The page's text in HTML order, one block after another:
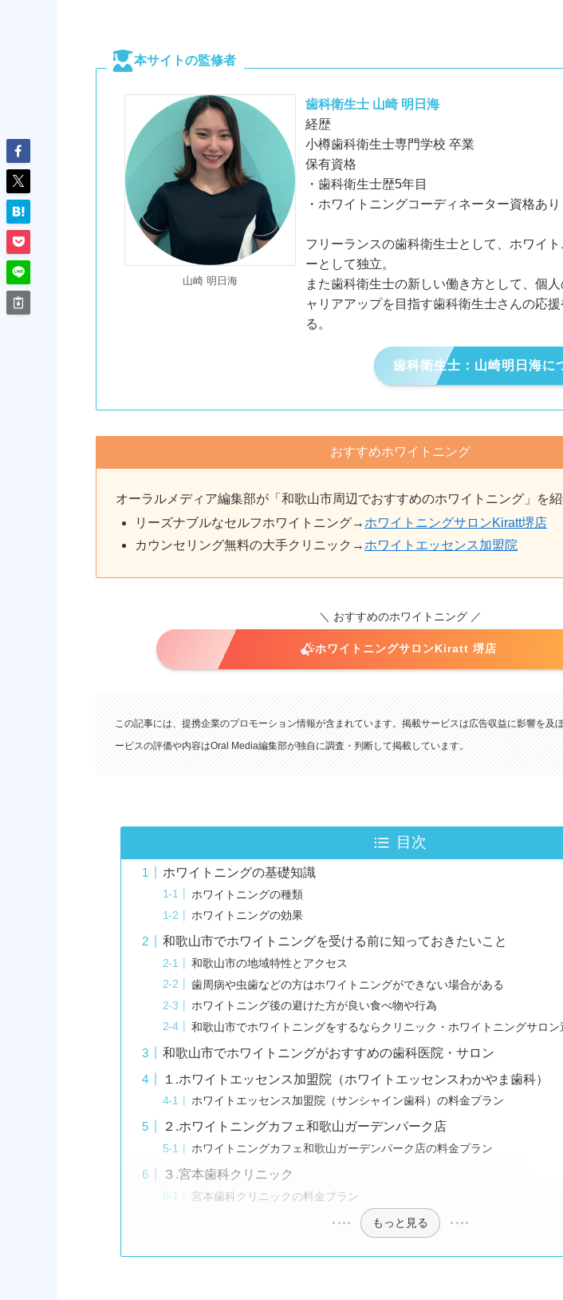
本サイトの監修者
山崎 明日海
歯科衛生士 山崎 明日海
経歴
小樽歯科衛生士専門学校 卒業
保有資格
・歯科衛生士歴5年目
・ホワイトニングコーディネーター資格あり
フリーランスの歯科衛生士として、ホワイ
ーとして独立。
また歯科衛生士の新しい働き方として、個
ャリアアップを目指す歯科衛生士さんの応
る。
歯科衛生士：山崎明日海に
おすすめホワイトニング
オーラルメディア編集部が「和歌山市周辺でおすすめのホワイトニング」を紹
リーズナブルなセルフホワイトニング→ ホワイトニングサロンKiratt堺店
カウンセリング無料の大手クリニック→ ホワイトエッセンス加盟院
＼ おすすめのホワイトニング ／
ホワイトニングサロンKiratt 堺店
この記事には、提携企業のプロモーション情報が含まれています。掲載サービスは広告収益に影響を及
ービスの評価や内容はOral Media編集部が独自に調査・判断して掲載しています。
目次
ホワイトニングの基礎知識
ホワイトニングの種類
ホワイトニングの効果
和歌山市でホワイトニングを受ける前に知っておきたいこと
和歌山市の地域特性とアクセス
歯周病や虫歯などの方はホワイトニングができない場合がある
ホワイトニング後の避けた方が良い食べ物や行為
和歌山市でホワイトニングをするならクリニック・ホワイトニングサロン
和歌山市でホワイトニングがおすすめの歯科医院・サロン
１.ホワイトエッセンス加盟院（ホワイトエッセンスわかやま歯科）
ホワイトエッセンス加盟院（サンシャイン歯科）の料金プラン
２.ホワイトニングカフェ和歌山ガーデンパーク店
ホワイトニングカフェ和歌山ガーデンパーク店の料金プラン
３.宮本歯科クリニック
宮本歯科クリニックの料金プラン
もっと見る